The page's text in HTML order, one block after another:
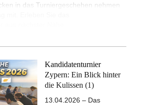
in das Turniergeschehen nehmen
Kandidatenturnier
Zypern: Ein Blick hinter
die Kulissen (1)
13.04.2026 – Das